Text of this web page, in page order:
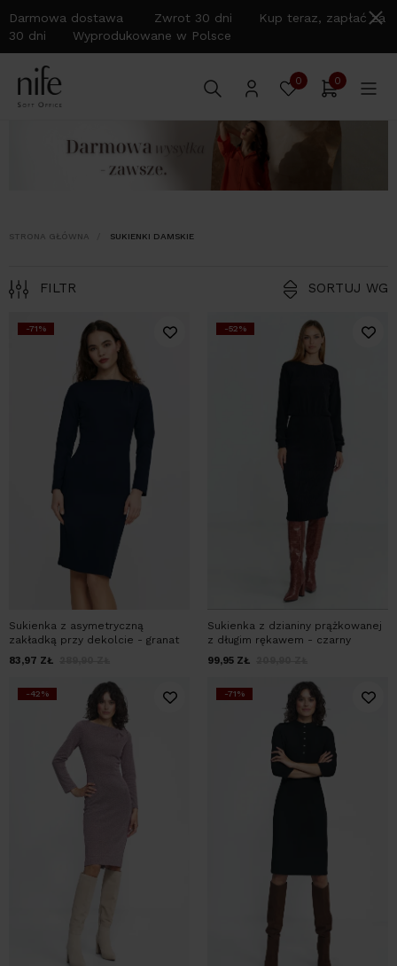
Darmowa dostawa Zwrot 30 dni Kup teraz, zapłać za
30 dni Wyprodukowane w Polsce
0 0
STRONA GŁÓWNA SUKIENKI DAMSKIE
FILTR SORTUJ WG
-71%
Sukienka z asymetryczną
zakładką przy dekolcie - granat
83,97 ZŁ
-52%
Sukienka z dzianiny prążkowanej
z długim rękawem - czarny
99,95 ZŁ
-42% -71%